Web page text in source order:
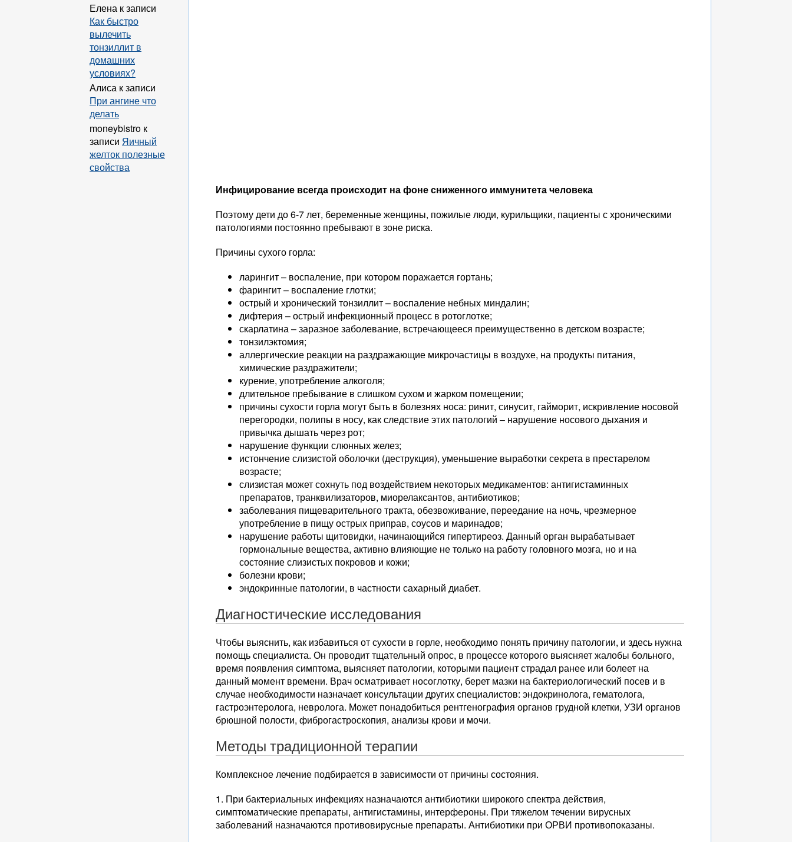
Инфицирование всегда происходит на фоне сниженного иммунитета человека
Поэтому дети до 6-7 лет, беременные женщины, пожилые люди, курильщики, пациенты с хроническими
патологиями постоянно пребывают в зоне риска.
Причины сухого горла:
ларингит – воспаление, при котором поражается гортань;
фарингит – воспаление глотки;
острый и хронический тонзиллит – воспаление небных миндалин;
дифтерия – острый инфекционный процесс в ротоглотке;
скарлатина – заразное заболевание, встречающееся преимущественно в детском возрасте;
тонзилэктомия;
аллергические реакции на раздражающие микрочастицы в воздухе, на продукты питания,
химические раздражители;
курение, употребление алкоголя;
длительное пребывание в слишком сухом и жарком помещении;
причины сухости горла могут быть в болезнях носа: ринит, синусит, гайморит, искривление носовой
перегородки, полипы в носу, как следствие этих патологий – нарушение носового дыхания и
привычка дышать через рот;
нарушение функции слюнных желез;
истончение слизистой оболочки (деструкция), уменьшение выработки секрета в престарелом
возрасте;
слизистая может сохнуть под воздействием некоторых медикаментов: антигистаминных
препаратов, транквилизаторов, миорелаксантов, антибиотиков;
заболевания пищеварительного тракта, обезвоживание, переедание на ночь, чрезмерное
употребление в пищу острых приправ, соусов и маринадов;
нарушение работы щитовидки, начинающийся гипертиреоз. Данный орган вырабатывает
гормональные вещества, активно влияющие не только на работу головного мозга, но и на
состояние слизистых покровов и кожи;
болезни крови;
эндокринные патологии, в частности сахарный диабет.
Диагностические исследования
Чтобы выяснить, как избавиться от сухости в горле, необходимо понять причину патологии, и здесь нужна
помощь специалиста. Он проводит тщательный опрос, в процессе которого выясняет жалобы больного,
время появления симптома, выясняет патологии, которыми пациент страдал ранее или болеет на
данный момент времени. Врач осматривает носоглотку, берет мазки на бактериологический посев и в
случае необходимости назначает консультации других специалистов: эндокринолога, гематолога,
гастроэнтеролога, невролога. Может понадобиться рентгенография органов грудной клетки, УЗИ органов
брюшной полости, фиброгастроскопия, анализы крови и мочи.
Методы традиционной терапии
Комплексное лечение подбирается в зависимости от причины состояния.
1. При бактериальных инфекциях назначаются антибиотики широкого спектра действия,
симптоматические препараты, антигистамины, интерфероны. При тяжелом течении вирусных
заболеваний назначаются противовирусные препараты. Антибиотики при ОРВИ противопоказаны.
Елена к записи
Как быстро
вылечить
тонзиллит в
домашних
условиях?
Алиса к записи
При ангине что
делать
moneybistro к
записи Яичный
желток полезные
свойства